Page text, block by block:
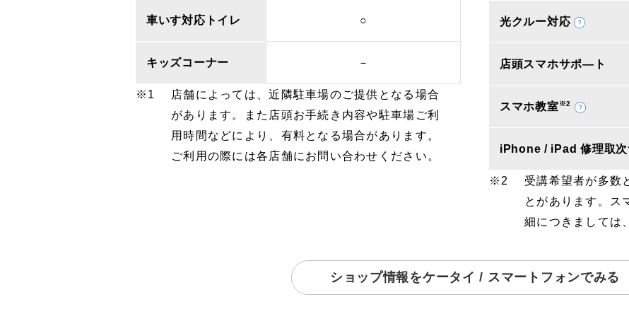
車いす対応トイレ ○
キッズコーナー －
店舗によっては、近隣駐車場のご提供となる場合
があります。また店頭お手続き内容や駐車場ご利
用時間などにより、有料となる場合があります。
ご利用の際には各店舗にお問い合わせください。
光クルー対応
店頭スマホサポ―ト
スマホ教室※2
iPhone / iPad 修理取次
受講希望者が多数
とがあります。ス
細につきましては
ショップ情報をケータイ / スマートフォンでみる